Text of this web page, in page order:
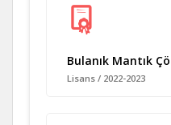
Bulanık Mantık
Lisans / 2022-2023